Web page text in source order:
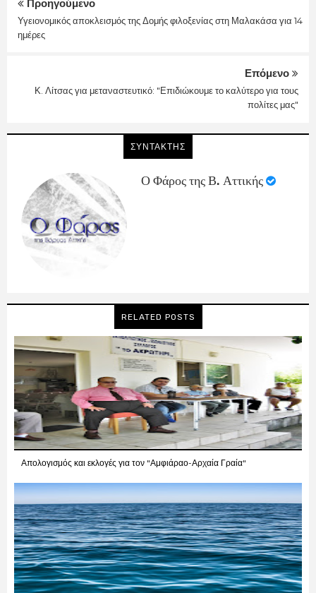
Προηγούμενο
Υγειονομικός αποκλεισμός της Δομής φιλοξενίας στη Μαλακάσα για 14
ημέρες
Επόμενο
Κ. Λίτσας για μεταναστευτικό: "Επιδιώκουμε το καλύτερο για τους
πολίτες μας"
ΣΥΝΤΑΚΤΗΣ
Ο Φάρος της Β. Αττικής
RELATED POSTS
Απολογισμός και εκλογές για τον "Αμφιάραο-Αρχαία Γραία"